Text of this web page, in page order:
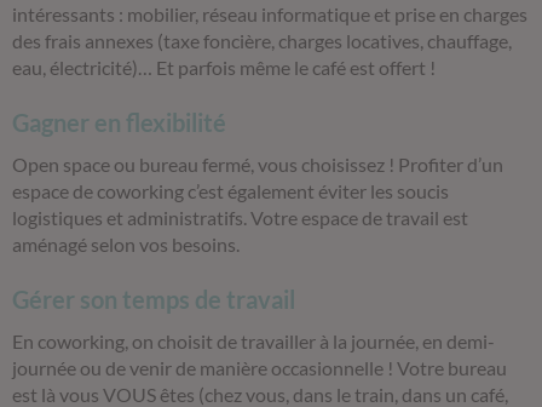
intéressants : mobilier, réseau informatique et prise en charges
des frais annexes (taxe foncière, charges locatives, chauffage,
eau, électricité)… Et parfois même le café est offert !
Gagner en flexibilité
Open space ou bureau fermé, vous choisissez ! Profiter d’un
espace de coworking c’est également éviter les soucis
logistiques et administratifs. Votre espace de travail est
aménagé selon vos besoins.
Gérer son temps de travail
En coworking, on choisit de travailler à la journée, en demi-
journée ou de venir de manière occasionnelle ! Votre bureau
est là vous VOUS êtes (chez vous, dans le train, dans un café,